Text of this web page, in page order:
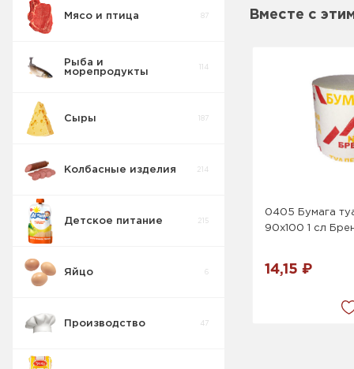
Мясо и птица 87
Рыба и
морепродукты
114
Сыры 187
Колбасные изделия 214
Детское питание 215
Яйцо 6
Производство 47
Вместе с
0405 Бумага
90х100 1 сл
14,15 ₽